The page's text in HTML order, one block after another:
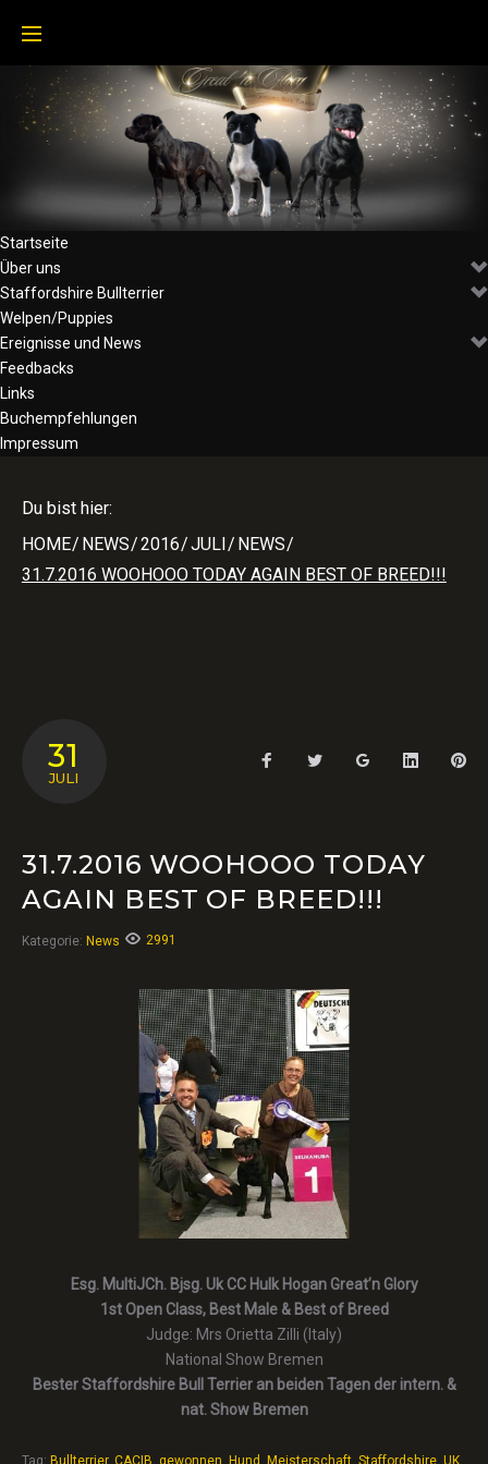
content
Startseite
Über uns
Staffordshire Bullterrier
Welpen/Puppies
Ereignisse und News
Feedbacks
Links
Buchempfehlungen
Impressum
Du bist hier:
HOME/ NEWS/2016/JULI/ NEWS/
31.7.2016 WOOHOOO TODAY AGAIN BEST OF BREED!!!
31
JULI
FacebookTwitter Google+ LinkedIn
31.7.2016 WOOHOOO TODAY
AGAIN BEST OF BREED!!!
Kategorie: News 2991
Esg. MultiJCh. Bjsg. Uk CC Hulk Hogan Great’n Glory
1st Open Class, Best Male & Best of Breed
Judge: Mrs Orietta Zilli (Italy)
National Show Bremen
Bester Staffordshire Bull Terrier an beiden Tagen der intern. &
nat. Show Bremen
Tag: Bullterrier, CACIB, gewonnen, Hund , Meisterschaft, Staffordshire, UK,